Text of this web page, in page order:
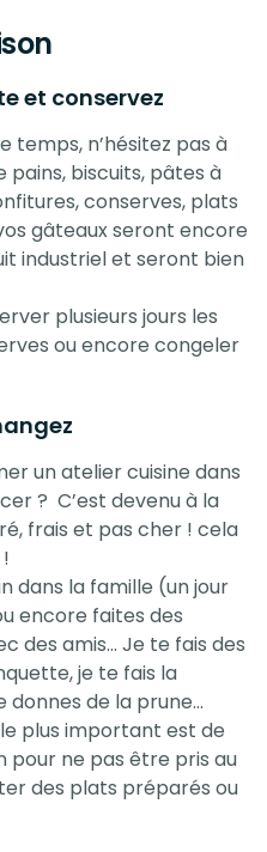
et conservez
temps, n’hésitez pas à
biscuits, pâtes à
conserves, plats
gâteaux seront encore
industriel et seront bien
plusieurs jours les
ou encore congeler
un atelier cuisine dans
? C’est devenu à la
frais et pas cher ! cela
dans la famille (un jour
encore faites des
des amis… Je te fais des
je te fais la
de la prune…
plus important est de
pour ne pas être pris au
des plats préparés ou